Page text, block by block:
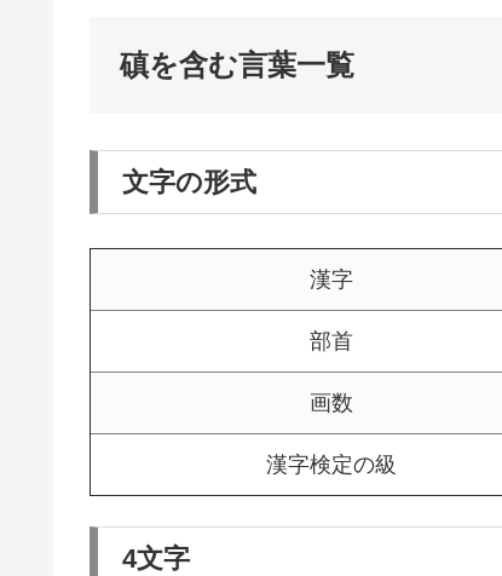
磌を含む言葉一覧
文字の形式
漢字
部首
画数
漢字検定の級
4文字